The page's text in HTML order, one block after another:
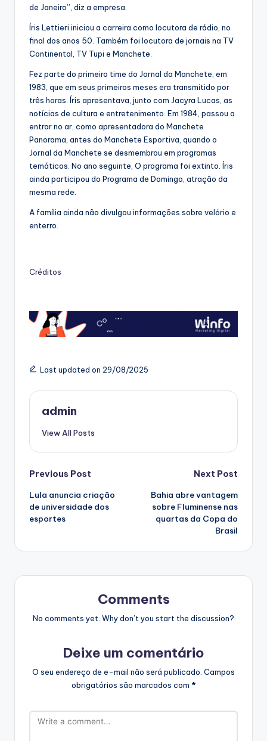
de Janeiro”, diz a empresa.
Íris Lettieri iniciou a carreira como locutora de rádio, no
final dos anos 50. Também foi locutora de jornais na TV
Continental, TV Tupi e Manchete.
Fez parte do primeiro time do Jornal da Manchete, em
1983, que em seus primeiros meses era transmitido por
três horas. Íris apresentava, junto com Jacyra Lucas, as
notícias de cultura e entretenimento. Em 1984, passou a
entrar no ar, como apresentadora do Manchete
Panorama, antes do Manchete Esportiva, quando o
Jornal da Manchete se desmembrou em programas
temáticos. No ano seguinte, O programa foi extinto. Íris
ainda participou do Programa de Domingo, atração da
mesma rede.
A família ainda não divulgou informações sobre velório e
enterro.
Créditos
Last updated on 29/08/2025
admin
View All Posts
Post
navigation
Previous Post
Lula anuncia criação
de universidade dos
esportes
Next Post
Bahia abre vantagem
sobre Fluminense nas
quartas da Copa do
Brasil
Comments
No comments yet. Why don’t you start the discussion?
Deixe um comentário
O seu endereço de e-mail não será publicado. Campos
obrigatórios são marcados com *